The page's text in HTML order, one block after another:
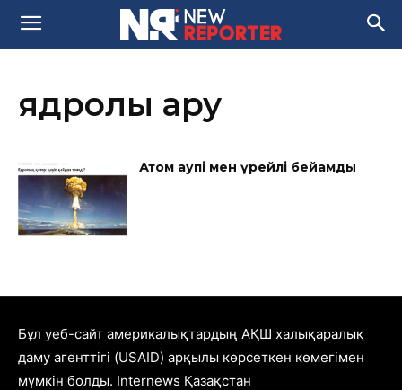
ядролық қару
Атом қаупі мен үрейлі бейқамдық
Бұл уеб-сайт америкалықтардың АҚШ халықаралық
даму агенттігі (USAID) арқылы көрсеткен көмегімен
мүмкін болды. Internews Қазақстан